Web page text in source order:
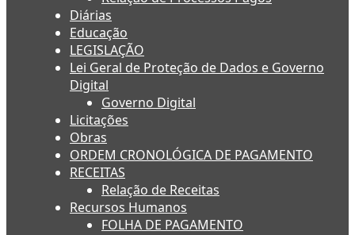
Diárias
Educação
LEGISLAÇÃO
Lei Geral de Proteção de Dados e Governo
Digital
Governo Digital
Licitações
Obras
ORDEM CRONOLÓGICA DE PAGAMENTO
RECEITAS
Relação de Receitas
Recursos Humanos
FOLHA DE PAGAMENTO